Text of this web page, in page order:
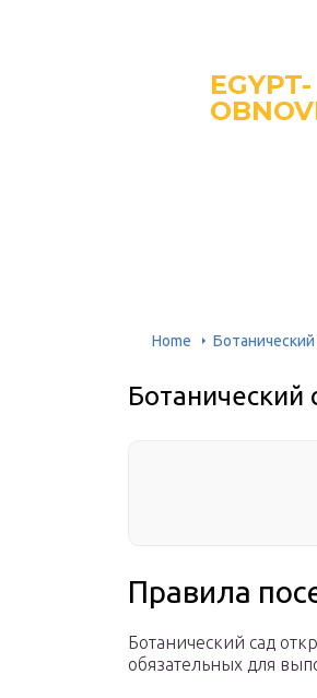
EGYPT-
Home
Ботанический
Правила
Ботанический сад
обязательных для